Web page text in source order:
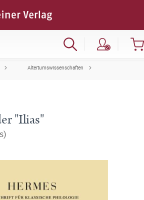
Altertumswissenschaften
"Ilias"